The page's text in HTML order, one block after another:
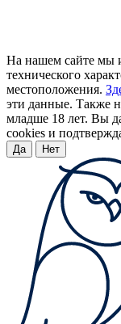
На нашем сайте мы
технического
местоположения.
эти данные. Также
младше 18 лет. Вы
cookies и
Да Нет